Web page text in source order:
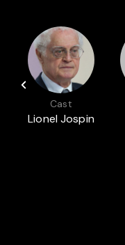
Cast
Lionel Jospin